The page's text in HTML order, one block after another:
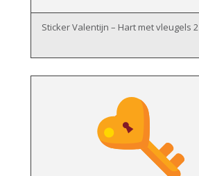
Sticker Valentijn – Hart met vleugels 2